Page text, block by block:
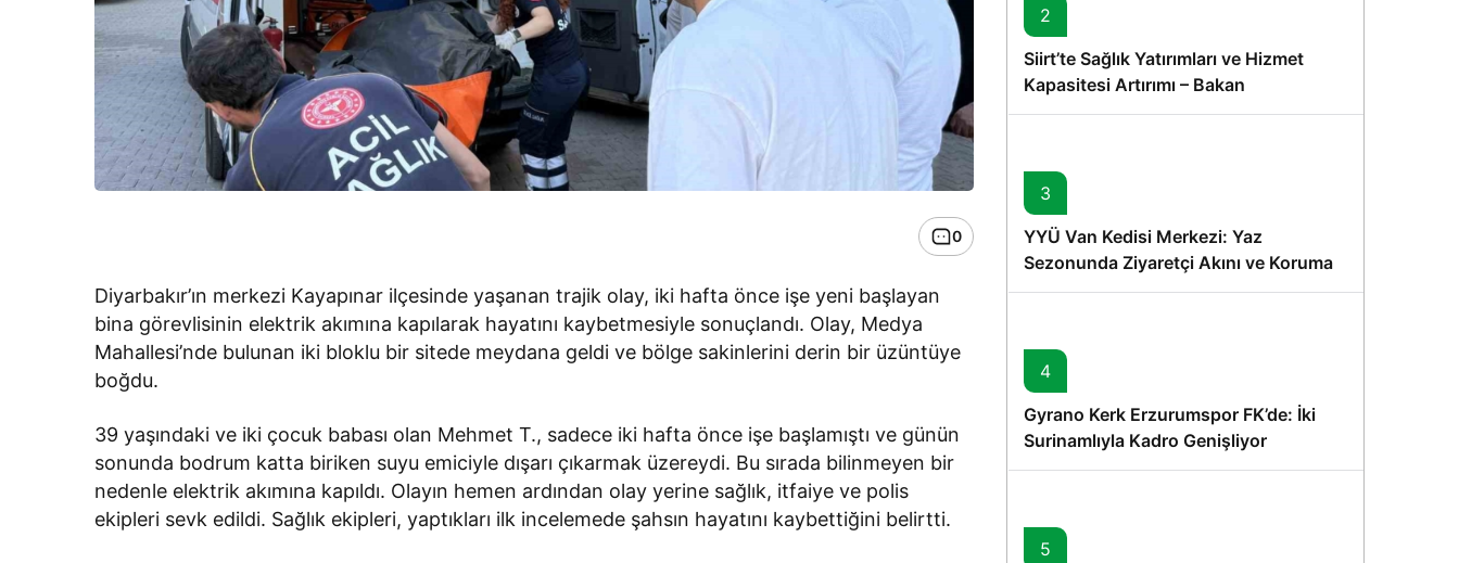
0
Diyarbakır’ın merkezi Kayapınar ilçesinde yaşanan trajik olay, iki hafta önce işe yeni başlayan
bina görevlisinin elektrik akımına kapılarak hayatını kaybetmesiyle sonuçlandı. Olay, Medya
Mahallesi’nde bulunan iki bloklu bir sitede meydana geldi ve bölge sakinlerini derin bir üzüntüye
boğdu.
39 yaşındaki ve iki çocuk babası olan Mehmet T., sadece iki hafta önce işe başlamıştı ve günün
sonunda bodrum katta biriken suyu emiciyle dışarı çıkarmak üzereydi. Bu sırada bilinmeyen bir
nedenle elektrik akımına kapıldı. Olayın hemen ardından olay yerine sağlık, itfaiye ve polis
ekipleri sevk edildi. Sağlık ekipleri, yaptıkları ilk incelemede şahsın hayatını kaybettiğini belirtti.
2
Siirt’te Sağlık Yatırımları ve Hizmet
Kapasitesi Artırımı – Bakan
Memişoğlu’nun Ziyareti
3
YYÜ Van Kedisi Merkezi: Yaz
Sezonunda Ziyaretçi Akını ve Koruma
Vurgusu
4
Gyrano Kerk Erzurumspor FK’de: İki
Surinamlıyla Kadro Genişliyor
5